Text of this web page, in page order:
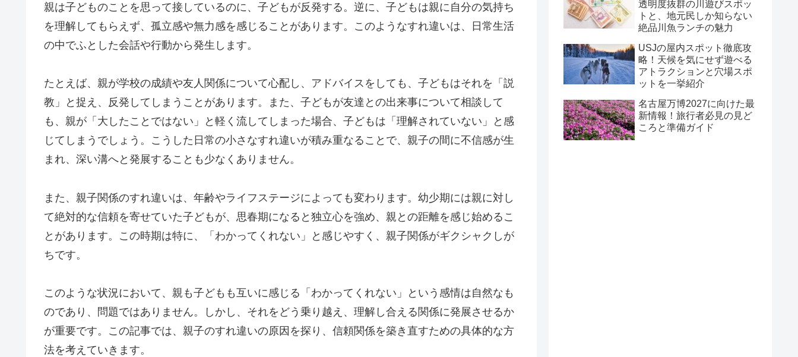
親は子どものことを思って接しているのに、子どもが反発する。逆に、子どもは親に自分の気持ち
を理解してもらえず、孤立感や無力感を感じることがあります。このようなすれ違いは、日常生活
の中でふとした会話や行動から発生します。
たとえば、親が学校の成績や友人関係について心配し、アドバイスをしても、子どもはそれを「説
教」と捉え、反発してしまうことがあります。また、子どもが友達との出来事について相談して
も、親が「大したことではない」と軽く流してしまった場合、子どもは「理解されていない」と感
じてしまうでしょう。こうした日常の小さなすれ違いが積み重なることで、親子の間に不信感が生
まれ、深い溝へと発展することも少なくありません。
また、親子関係のすれ違いは、年齢やライフステージによっても変わります。幼少期には親に対し
て絶対的な信頼を寄せていた子どもが、思春期になると独立心を強め、親との距離を感じ始めるこ
とがあります。この時期は特に、「わかってくれない」と感じやすく、親子関係がギクシャクしが
ちです。
このような状況において、親も子どもも互いに感じる「わかってくれない」という感情は自然なも
のであり、問題ではありません。しかし、それをどう乗り越え、理解し合える関係に発展させるか
が重要です。この記事では、親子のすれ違いの原因を探り、信頼関係を築き直すための具体的な方
法を考えていきます。
透明度抜群の川遊びスポッ
トと、地元民しか知らない
絶品川魚ランチの魅力
USJの屋内スポット徹底攻
略！天候を気にせず遊べる
アトラクションと穴場スポ
ットを一挙紹介
名古屋万博2027に向けた最
新情報！旅行者必見の見ど
ころと準備ガイド